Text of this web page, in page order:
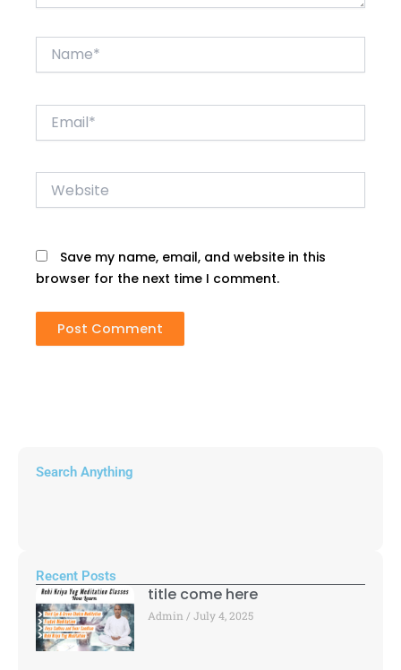
Website
Save my name, email, and website in this
browser for the next time I comment.
Search Anything
Recent Posts
title come here
Admin July 4, 2025